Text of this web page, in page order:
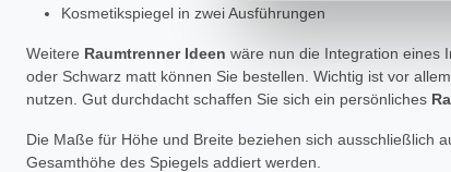
Kosmetikspiegel in zwei Ausführungen
Weitere Raumtrenner Ideen wäre nun die Integration eines
oder Schwarz matt können Sie bestellen. Wichtig ist vor
nutzen. Gut durchdacht schaffen Sie sich ein persönliches
Die Maße für Höhe und Breite beziehen sich ausschließlich
Gesamthöhe des Spiegels addiert werden.